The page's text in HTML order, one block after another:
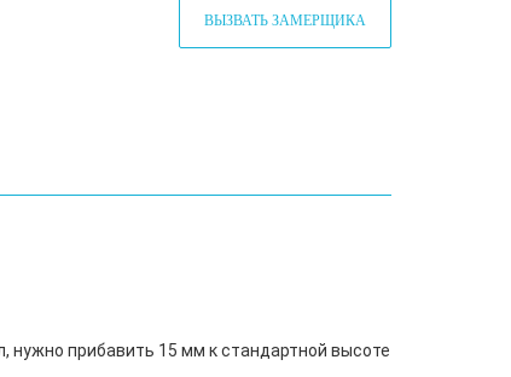
ВЫЗВАТЬ ЗАМЕРЩИКА
нужно прибавить 15 мм к стандартной высоте